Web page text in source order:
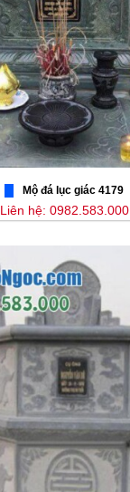
Mộ đá lục giác 4179
Liên hệ: 0982.583.000